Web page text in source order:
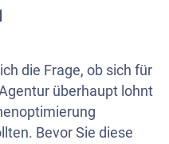
die Frage, ob sich für
überhaupt lohnt
Bevor Sie diese